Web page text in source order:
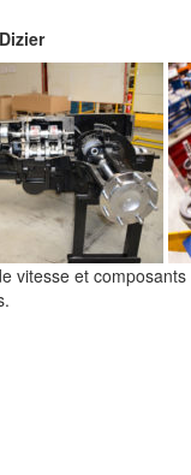
les 13 et 14
IA et fontes (french,
hauts fourneaux
4, 2026
des
vitesse et